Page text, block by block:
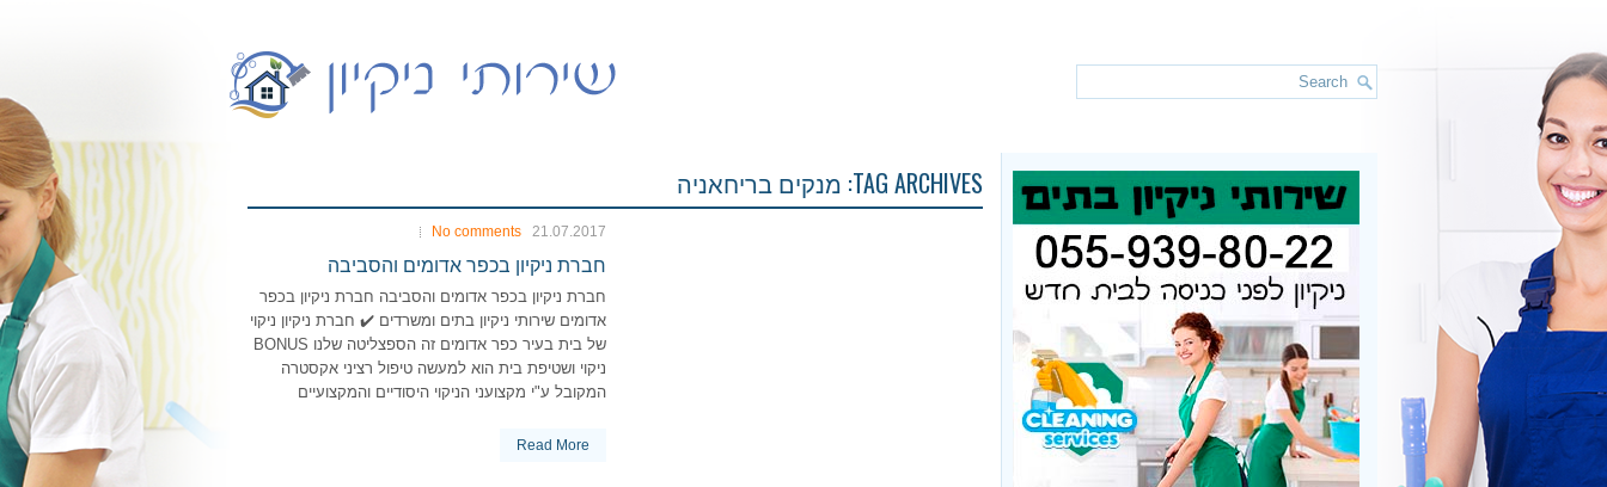
TAG ARCHIVES: מנקים בריחאניה
21.07.2017
No comments
חברת ניקיון בכפר אדומים והסביבה
חברת ניקיון בכפר אדומים והסביבה חברת ניקיון בכפר
אדומים שירותי ניקיון בתים ומשרדים ✔️ חברת ניקיון ניקוי
של בית בעיר כפר אדומים זה הספצליטה שלנו BONUS
ניקוי ושטיפת בית הוא למעשה טיפול רציני אקסטרה
המקובל ע"י מקצועני הניקוי היסודיים והמקצועיים
Read More